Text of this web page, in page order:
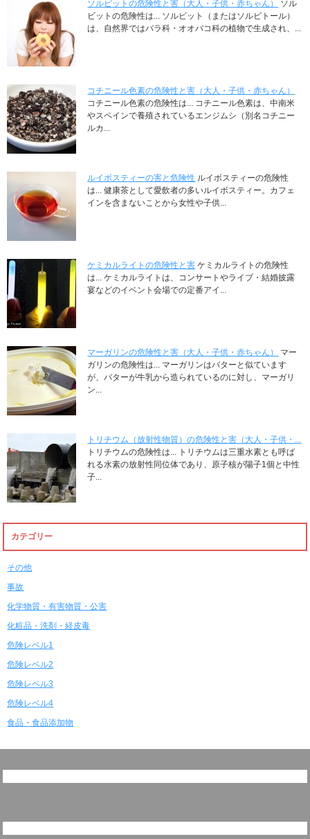
ソルビットの危険性と害（大人・子供・赤ちゃん）
ソル
ビットの危険性は... ソルビット（またはソルビトール）
は、自然界ではバラ科・オオバコ科の植物で生成され、...
コチニール色素の危険性と害（大人・子供・赤ちゃん）
コチニール色素の危険性は... コチニール色素は、中南米
やスペインで養殖されているエンジムシ（別名コチニー
ルカ...
ルイボスティーの害と危険性 ルイボスティーの危険性
は... 健康茶として愛飲者の多いルイボスティー。カフェ
インを含まないことから女性や子供...
ケミカルライトの危険性と害 ケミカルライトの危険性
は... ケミカルライトは、コンサートやライブ・結婚披露
宴などのイベント会場での定番アイ...
マーガリンの危険性と害（大人・子供・赤ちゃん）
マー
ガリンの危険性は... マーガリンはバターと似ています
が、バターが牛乳から造られているのに対し、マーガリ
ン...
トリチウム（放射性物質）の危険性と害（大人・子供・...
トリチウムの危険性は... トリチウムは三重水素とも呼ば
れる水素の放射性同位体であり、原子核が陽子1個と中性
子...
カテゴリー
その他
事故
化学物質・有害物質・公害
化粧品・洗剤・経皮毒
危険レベル1
危険レベル2
危険レベル3
危険レベル4
食品・食品添加物